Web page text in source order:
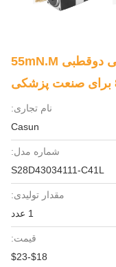
NEMA 11 S28D43 موتور خطی دوقطبی 55mN.M
نام تجاری:
Casun
شماره مدل:
S28D43034111-C41L
مقدار تولیدی:
قیمت:
$18-$23